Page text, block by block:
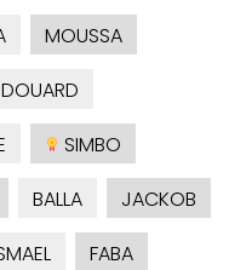
MOUSSA
SIMBO
BALLA
JACKOB
FABA